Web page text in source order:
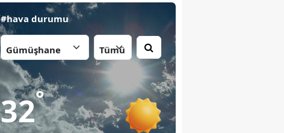
#hava durumu
32°